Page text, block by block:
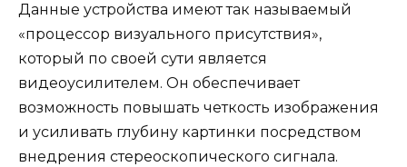
Данные устройства имеют так называемый
«процессор визуального присутствия»,
который по своей сути является
видеоусилителем. Он обеспечивает
возможность повышать четкость изображения
и усиливать глубину картинки посредством
внедрения стереоскопического сигнала.